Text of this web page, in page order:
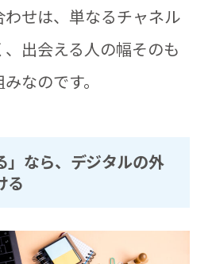
わせは、単なるチャネル
出会える人の幅そのも
なのです。
」なら、デジタルの外
る